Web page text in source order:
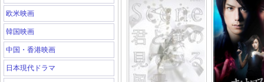
欧米映画
韓国映画
中国・香港映画
日本現代ドラマ